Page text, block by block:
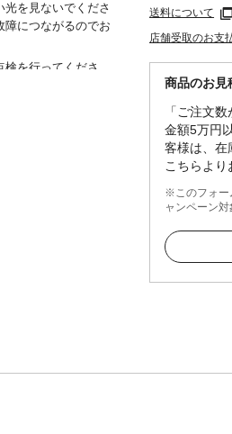
送料について
店舗受取のお支
商品のお見
「ご注文
金額5万円
客様は、在
こちらより
※このフォー
ャンペーン対
光を見ないでくださ
障につながるのでお
検を行ってくださ